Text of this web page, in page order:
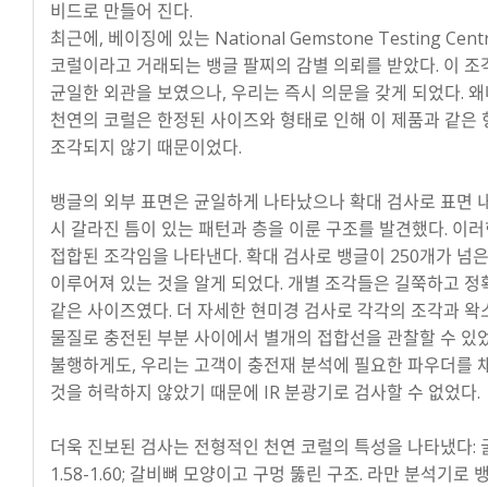
비드로 만들어 진다.
최근에, 베이징에 있는 National Gemstone Testing
코럴이라고 거래되는 뱅글 팔찌의 감별 의뢰를 받았다. 이 조
균일한 외관을 보였으나, 우리는 즉시 의문을 갖게 되었다.
천연의 코럴은 한정된 사이즈와 형태로 인해 이 제품과 같은
조각되지 않기 때문이었다.
뱅글의 외부 표면은 균일하게 나타났으나 확대 검사로 표면
시 갈라진 틈이 있는 패턴과 층을 이룬 구조를 발견했다. 이
접합된 조각임을 나타낸다. 확대 검사로 뱅글이 250개가 넘
이루어져 있는 것을 알게 되었다. 개별 조각들은 길쭉하고 정
같은 사이즈였다. 더 자세한 현미경 검사로 각각의 조각과 왁
물질로 충전된 부분 사이에서 별개의 접합선을 관찰할 수 있
불행하게도, 우리는 고객이 충전재 분석에 필요한 파우더를
것을 허락하지 않았기 때문에 IR 분광기로 검사할 수 없었다.
더욱 진보된 검사는 전형적인 천연 코럴의 특성을 나타냈다:
1.58-1.60; 갈비뼈 모양이고 구멍 뚫린 구조. 라만 분석기로